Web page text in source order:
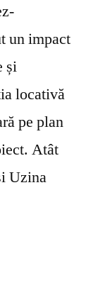
un impact
și
locativă
pe plan
Atât
Uzina